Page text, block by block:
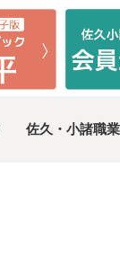
佐久・小諸職